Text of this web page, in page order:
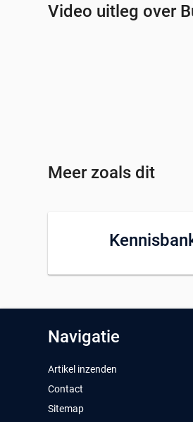
Video uitleg over
Meer zoals dit
Navigatie
Artikel inzenden
Contact
Sitemap